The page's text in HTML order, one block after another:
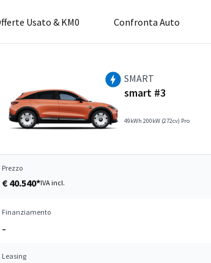
Usato & KM0 Confronta Auto
SMART
smart #3
49kWh 200kW (272cv) Pro
Prezzo
€ 40.540*IVA incl.
Finanziamento
–
Leasing